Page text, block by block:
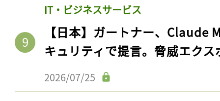
IT・ビジネスサービス
【日本】ガートナー、Claude
キュリティで提言。脅威エク
2026/07/25